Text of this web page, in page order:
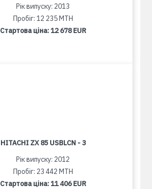
Рік випуску: 2013
Пробіг: 12 235 MTH
Стартова ціна:12 678 EUR
HITACHI ZX 85 USBLCN - 3
Рік випуску: 2012
Пробіг: 23 442 MTH
Стартова ціна:11 406 EUR